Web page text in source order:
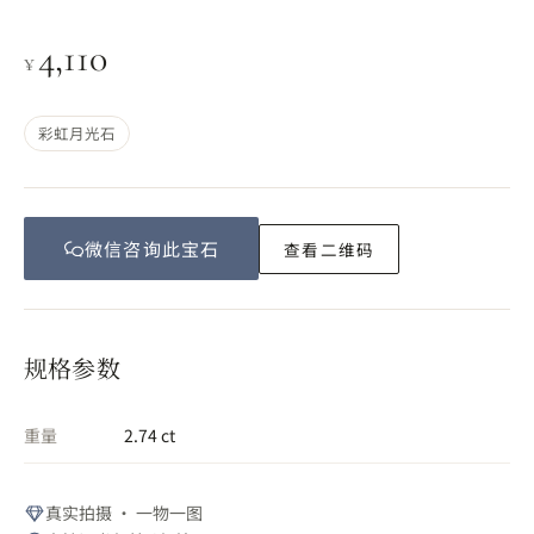
¥4,110
彩虹月光石
微信咨询此宝石 查看二维码
规格参数
重量 2.74 ct
真实拍摄 · 一物一图